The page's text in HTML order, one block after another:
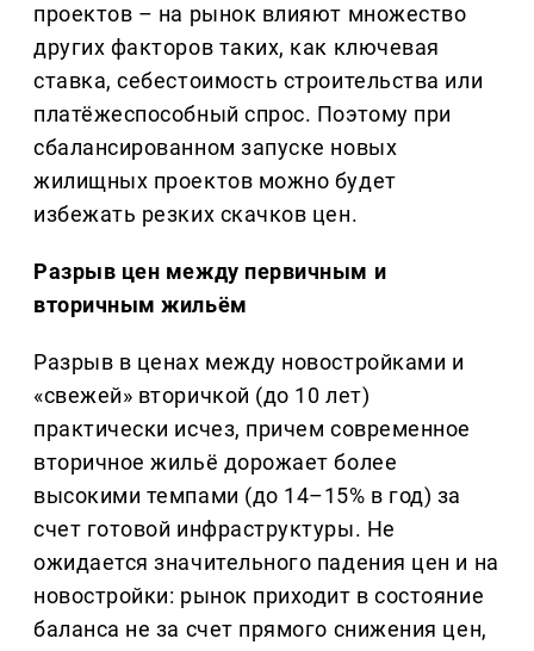
проектов – на рынок влияют множество
других факторов таких, как ключевая
ставка, себестоимость строительства или
платёжеспособный спрос. Поэтому при
сбалансированном запуске новых
жилищных проектов можно будет
избежать резких скачков цен.
Разрыв цен между первичным и
вторичным жильём
Разрыв в ценах между новостройками и
«свежей» вторичкой (до 10 лет)
практически исчез, причем современное
вторичное жильё дорожает более
высокими темпами (до 14–15% в год) за
счет готовой инфраструктуры. Не
ожидается значительного падения цен и на
новостройки: рынок приходит в состояние
баланса не за счет прямого снижения цен,